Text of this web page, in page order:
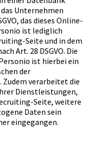
Unternehmen
das dieses Online-
ist lediglich
Seite und in dem
Art. 28 DSGVO. Die
ist hierbei ein
der
verarbeitet die
Dienstleistungen,
Seite, weitere
Daten sein
eingegangen.